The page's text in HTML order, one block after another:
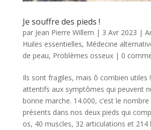
Je souffre des pieds !
par Jean Pierre Willem | 3 Avr 2023 |
Huiles essentielles, Médecine
de peau, Problèmes osseux| 0
Ils sont fragiles, mais ô combien utiles
attentifs aux symptômes qui peuvent
bonne marche. 14.000, c’est le
présents dans nos deux pieds qui
os, 40 muscles, 32 articulations et 214